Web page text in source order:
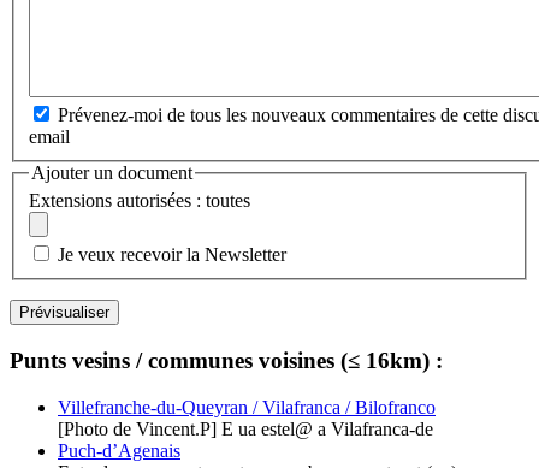
Prévenez-moi de tous les nouveaux commentaires de cette
email
Ajouter un document
Extensions autorisées : toutes
Je veux recevoir la Newsletter
Punts vesins / communes voisines (≤ 16km) :
Villefranche-du-Queyran / Vilafranca / Bilofranco
[Photo de Vincent.P] E ua estel@ a Vilafranca-de
Puch-d’Agenais